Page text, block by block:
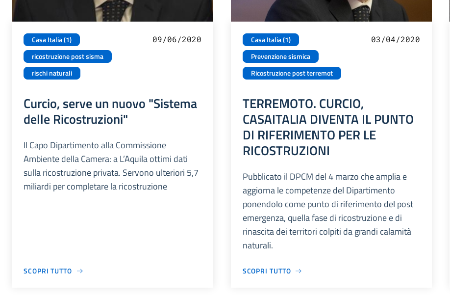
Casa Italia (1)
ricostruzione post sisma
rischi naturali
09/06/2020
Curcio, serve un nuovo "Sistema
delle Ricostruzioni"
Il Capo Dipartimento alla Commissione
Ambiente della Camera: a L’Aquila ottimi dati
sulla ricostruzione privata. Servono ulteriori 5,7
miliardi per completare la ricostruzione
SCOPRI TUTTO
Casa Italia (1)
Prevenzione sismica
Ricostruzione post terremot
03/04/2020
TERREMOTO. CURCIO,
CASAITALIA DIVENTA IL PUNTO
DI RIFERIMENTO PER LE
RICOSTRUZIONI
Pubblicato il DPCM del 4 marzo che amplia e
aggiorna le competenze del Dipartimento
ponendolo come punto di riferimento del post
emergenza, quella fase di ricostruzione e di
rinascita dei territori colpiti da grandi calamità
naturali.
SCOPRI TUTTO